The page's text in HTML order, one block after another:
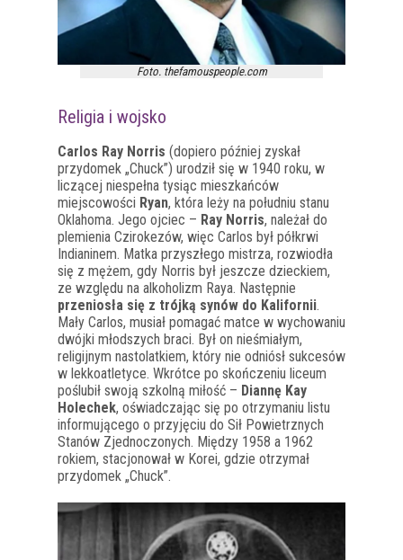
Foto. thefamouspeople.com
Religia i wojsko
Carlos Ray Norris (dopiero później zyskał
przydomek „Chuck”) urodził się w 1940 roku, w
liczącej niespełna tysiąc mieszkańców
miejscowości Ryan, która leży na południu stanu
Oklahoma. Jego ojciec – Ray Norris, należał do
plemienia Czirokezów, więc Carlos był półkrwi
Indianinem. Matka przyszłego mistrza, rozwiodła
się z mężem, gdy Norris był jeszcze dzieckiem,
ze względu na alkoholizm Raya. Następnie
przeniosła się z trójką synów do Kalifornii.
Mały Carlos, musiał pomagać matce w wychowaniu
dwójki młodszych braci. Był on nieśmiałym,
religijnym nastolatkiem, który nie odniósł sukcesów
w lekkoatletyce. Wkrótce po skończeniu liceum
poślubił swoją szkolną miłość – Diannę Kay
Holechek, oświadczając się po otrzymaniu listu
informującego o przyjęciu do Sił Powietrznych
Stanów Zjednoczonych. Między 1958 a 1962
rokiem, stacjonował w Korei, gdzie otrzymał
przydomek „Chuck”.